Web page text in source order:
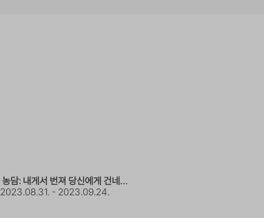
Vibrant: 글로벌 아티스트 …
2023.07.20. - 2023.08.16.